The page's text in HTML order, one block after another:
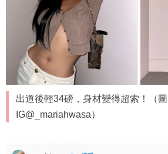
出道後輕34磅，身材變得超索！（圖
IG@_mariahwasa）